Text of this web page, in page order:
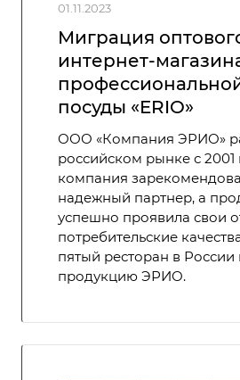
01.11.2023
Миграция
интернет-
посуды «ERIO»
ООО «Компания ЭРИО»
российском рынке с 2001
компания
надежный партнер, а
успешно проявила свои
потребительские
пятый ресторан в России
продукцию ЭРИО.